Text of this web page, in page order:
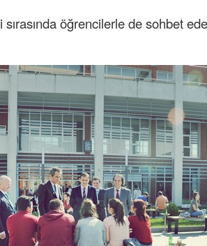
öğrencilerle de sohbet